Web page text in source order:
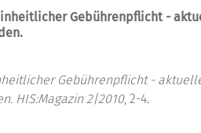
Gebührenpflicht -
Gebührenpflicht -
HIS:Magazin 2|2010, 2-4.